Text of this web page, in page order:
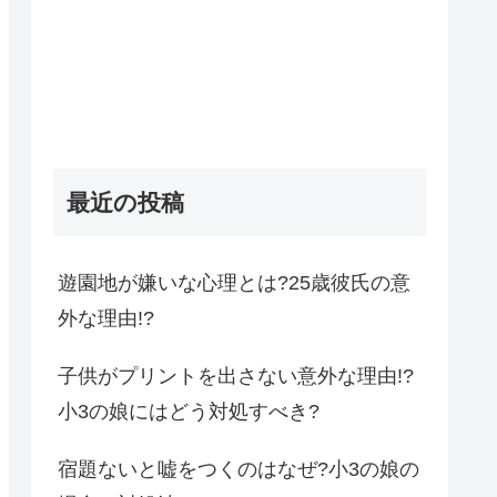
最近の投稿
遊園地が嫌いな心理とは?25歳彼氏の意
外な理由!?
子供がプリントを出さない意外な理由!?
小3の娘にはどう対処すべき?
宿題ないと嘘をつくのはなぜ?小3の娘の